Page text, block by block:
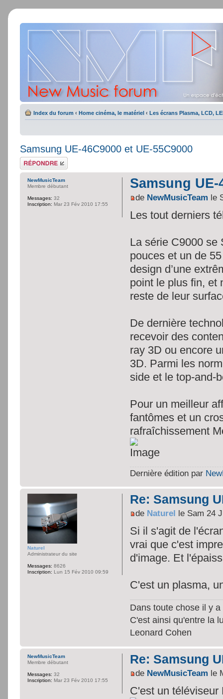
Index du forum ‹ Home cinéma, le matériel ‹ Les écrans Plasma, LCD,
Samsung UE-46C9000 et UE-55C9000
Répondre
Samsung UE-
de NewMusicTeam le
Les tout derniers
La série C9000 se
pouces et un de
design d’une
point le plus fin, et
reste de leur
De dernière
recevoir des
ray 3D ou encore
3D. Parmi les
side et le top-and-
Pour un meilleur
fantômes et un
rafraîchissement
Dernière édition par
NewMusicTeam
Membre débutant
Messages: 32
Inscription: Mar 23 Fév 2010 17:55
Re: Samsung
de Naturel le Sam 24
Si il s'agit de
vrai que c'est
d'image. Et
C'est un plasma,
Dans toute chose il y
C'est ainsi qu'entre la
Leonard Cohen
Naturel
Administrateur du site
Messages: 8626
Inscription: Lun 15 Fév 2010 09:59
Re: Samsung
de NewMusicTeam le
C'est un
NewMusicTeam
Membre débutant
Messages: 32
Inscription: Mar 23 Fév 2010 17:55